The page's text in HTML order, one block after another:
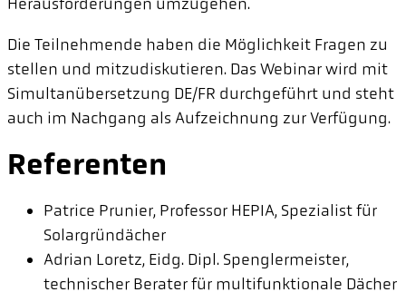
Die Teilnehmende haben die Möglichkeit Fragen zu
stellen und mitzudiskutieren. Das Webinar wird mit
Simultanübersetzung DE/FR durchgeführt und steht
auch im Nachgang als Aufzeichnung zur Verfügung.
Referenten
Patrice Prunier, Professor HEPIA, Spezialist für
Solargründächer
Adrian Loretz, Eidg. Dipl. Spenglermeister,
technischer Berater für multifunktionale Dächer